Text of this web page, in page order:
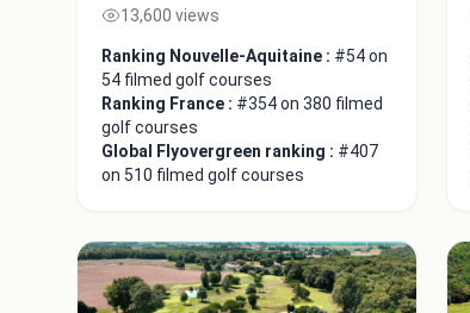
13,600 views
Ranking Nouvelle-Aquitaine : #54 on
54 filmed golf courses
Ranking France : #354 on 380 filmed
golf courses
Global Flyovergreen ranking : #407
on 510 filmed golf courses